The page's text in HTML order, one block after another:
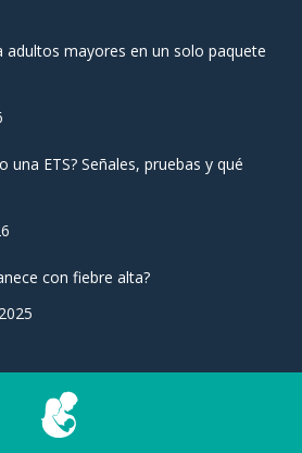
adultos mayores en un solo paquete
una ETS? Señales, pruebas y qué
con fiebre alta?